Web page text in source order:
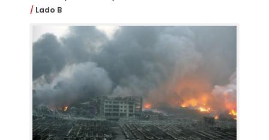
Lado B